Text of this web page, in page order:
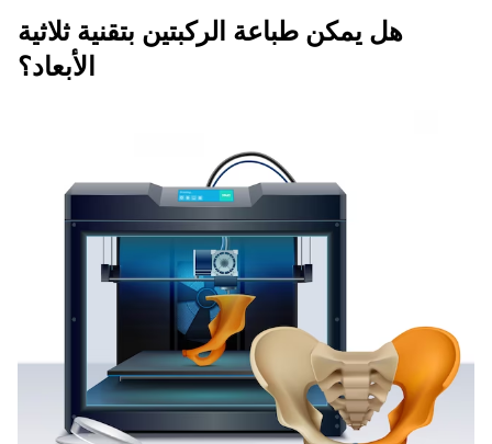
هل يمكن طباعة الركبتين بتقنية ثلاثية
الأبعاد؟